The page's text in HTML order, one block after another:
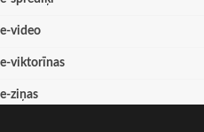
e-video
e-viktorīnas
e-ziņas